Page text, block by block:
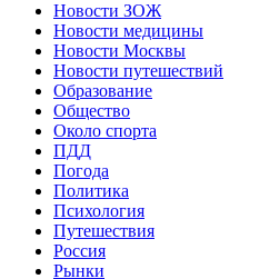
Новости ЗОЖ
Новости медицины
Новости Москвы
Новости путешествий
Образование
Общество
Около спорта
ПДД
Погода
Политика
Психология
Путешествия
Россия
Рынки